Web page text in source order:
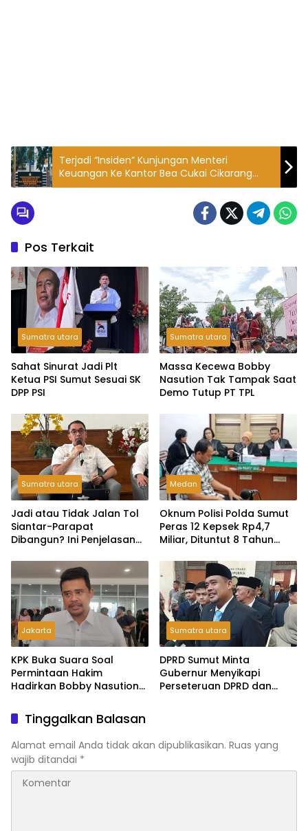
Terjadi “Insiden” Kunjungan Menteri
Keuangan Ke Kantor Bea Cukai Cikarang
Adhitya Humas ; Wartawan Bekasi Dilarang
Meliput, “Khusus” Media Internal
Pos Terkait
Sumatra utara
Sahat Sinurat Jadi Plt
Ketua PSI Sumut Sesuai SK
DPP PSI
Sumatra utara
Massa Kecewa Bobby
Nasution Tak Tampak Saat
Demo Tutup PT TPL
Sumatra utara
Jadi atau Tidak Jalan Tol
Siantar-Parapat
Dibangun? Ini Penjelasan
Medan
Oknum Polisi Polda Sumut
Peras 12 Kepsek Rp4,7
Miliar, Dituntut 8 Tahun
Jakarta
KPK Buka Suara Soal
Permintaan Hakim
Hadirkan Bobby Nasution
Proyek Jalan Sumut
Sumatra utara
DPRD Sumut Minta
Gubernur Menyikapi
Perseteruan DPRD dan
Tinggalkan Balasan
Alamat email Anda tidak akan dipublikasikan. Ruas yang
wajib ditandai *